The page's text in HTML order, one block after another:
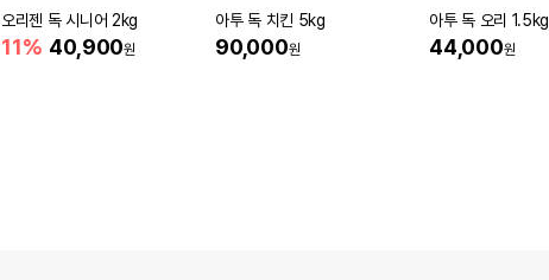
오리젠 독 시니어 2kg
11% 40,900원
아투 독 치킨 5kg
90,000원
아투 독 오리 1.5kg
44,000원